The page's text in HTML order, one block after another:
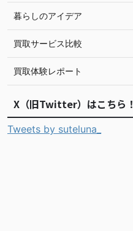
暮らしのアイデア
買取サービス比較
買取体験レポート
X（旧Twitter）はこちら！
Tweets by suteluna_